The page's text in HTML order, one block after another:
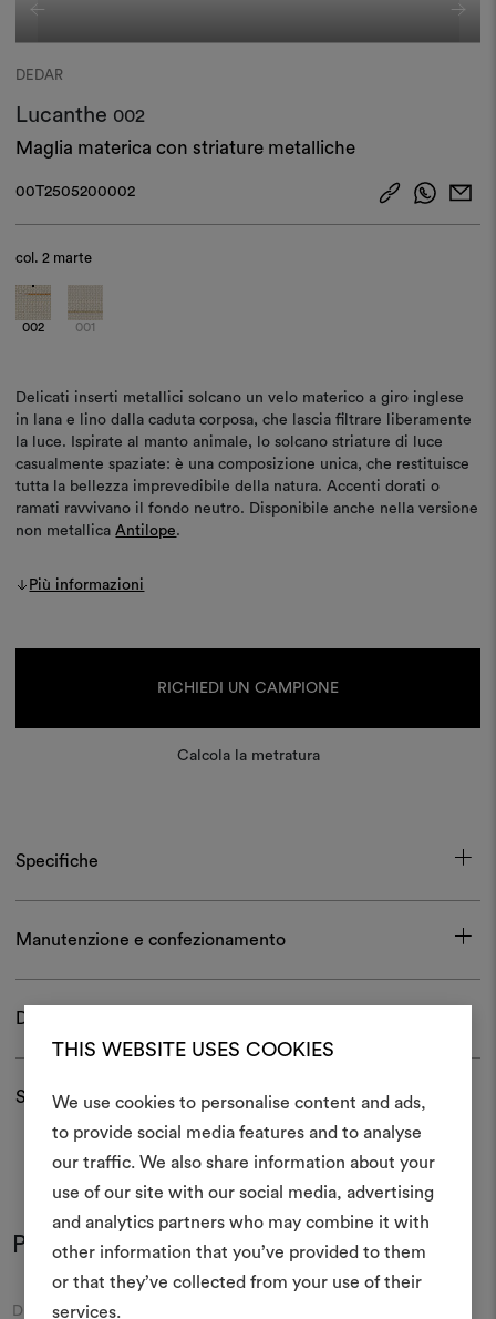
THIS WEBSITE USES COOKIES
We use cookies to personalise content and ads,
to provide social media features and to analyse
our traffic. We also share information about your
use of our site with our social media, advertising
and analytics partners who may combine it with
other information that you’ve provided to them
or that they’ve collected from your use of their
services.
DEDAR
Lucanthe 002
Maglia materica con striature metalliche​
00T2505200002
col.2 marte
002 001
Delicati inserti metallici solcano un velo materico a giro inglese
in lana e lino dalla caduta corposa, che lascia filtrare liberamente
la luce. Ispirate al manto animale, lo solcano striature di luce
casualmente spaziate: è una composizione unica, che restituisce
tutta la bellezza imprevedibile della natura. Accenti dorati o
ramati ravvivano il fondo neutro. Disponibile anche nella versione
non metallicaAntilope.
Più informazioni
RICHIEDI UN CAMPIONE
Calcola la metratura
Specifiche
Manutenzione e confezionamento
Download
Spedizioni e resi
Potrebbe interessarti anche
Moodboard
DEDAR
Crea
Uno strumento interattivo
e condividere le tue idee,